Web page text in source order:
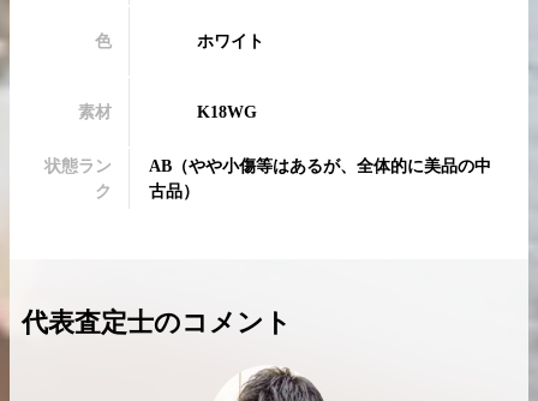
色 ホワイト
素材 K18WG
状態ラン
ク
AB （やや小傷等はあるが、全体的に美品の中
古品）
代表査定士のコメント